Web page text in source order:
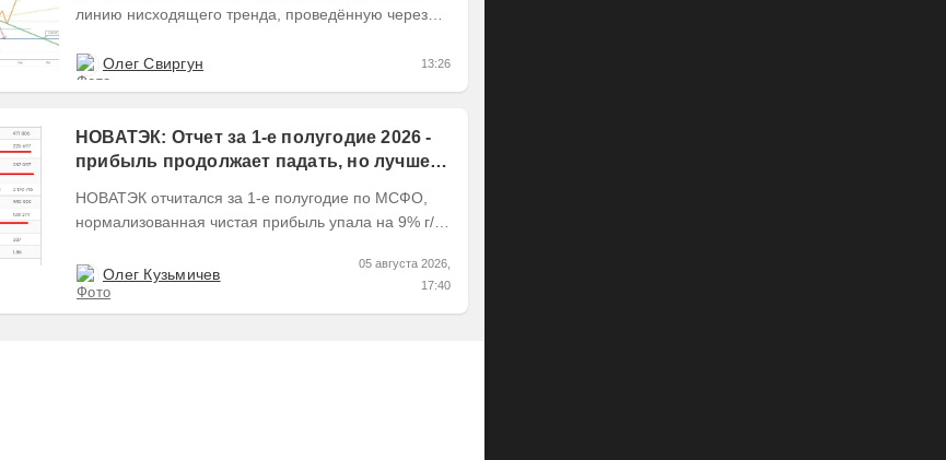
линию нисходящего тренда, проведённую через
формированием...
Олег Свиргун 13:26
НОВАТЭК: Отчет за 1-е полугодие 2026 -
прибыль продолжает падать, но лучшее
НОВАТЭК отчитался за 1-е полугодие по МСФО,
нормализованная чистая прибыль упала на 9% г/г
Олег Кузьмичев
05 августа 2026,
17:40